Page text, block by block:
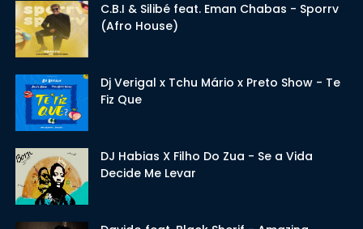
C.B.I & Silibé feat. Eman Chabas - Sporrv
(Afro House)
Dj Verigal x Tchu Mário x Preto Show - Te
Fiz Que
DJ Habias X Filho Do Zua - Se a Vida
Decide Me Levar